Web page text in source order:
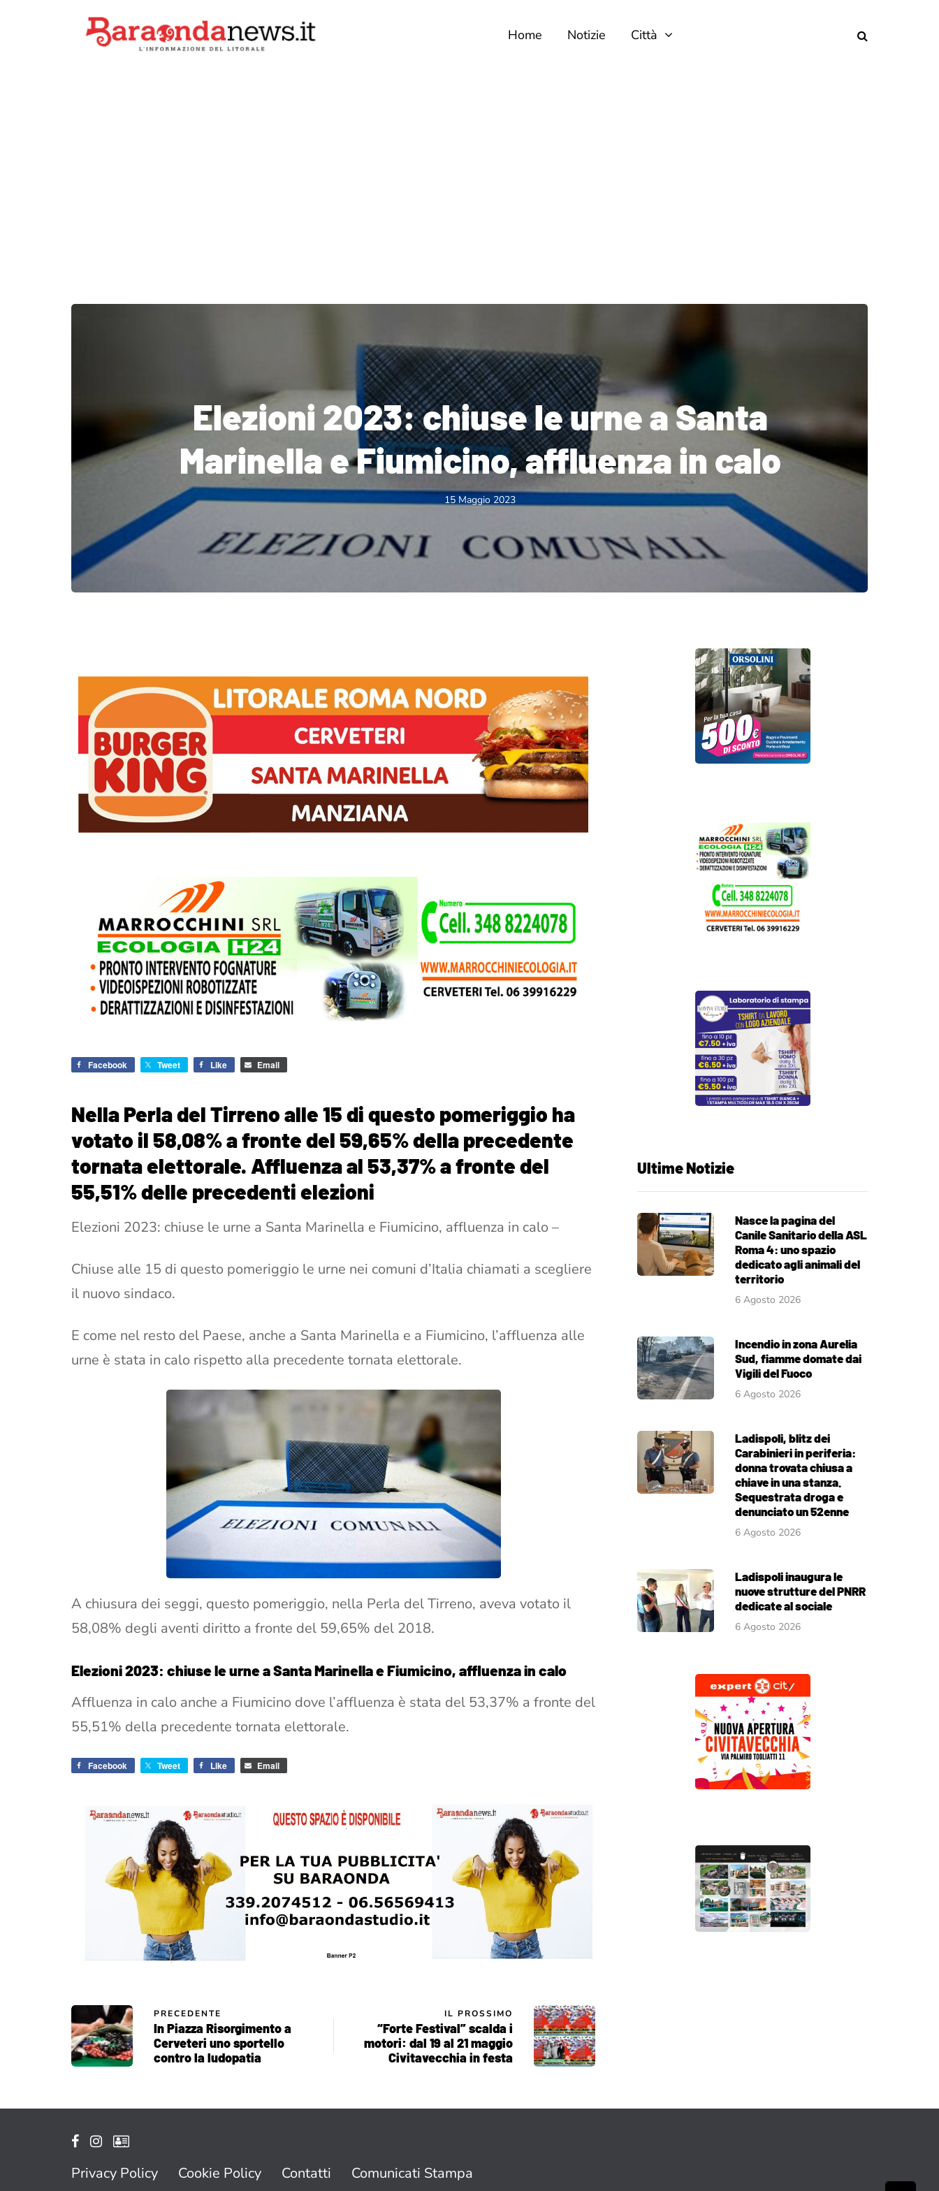
Home Notizie Città
Elezioni 2023: chiuse le urne a Santa
Marinella e Fiumicino, affluenza in calo
15 Maggio 2023
Facebook Tweet Like Email
Nella Perla del Tirreno alle 15 di questo pomeriggio ha
votato il 58,08% a fronte del 59,65% della precedente
tornata elettorale. Affluenza al 53,37% a fronte del
55,51% delle precedenti elezioni
Elezioni 2023: chiuse le urne a Santa Marinella e Fiumicino, affluenza in calo –
Chiuse alle 15 di questo pomeriggio le urne nei comuni d’Italia chiamati a scegliere
il nuovo sindaco.
E come nel resto del Paese, anche a Santa Marinella e a Fiumicino, l’affluenza alle
urne è stata in calo rispetto alla precedente tornata elettorale.
A chiusura dei seggi, questo pomeriggio, nella Perla del Tirreno, aveva votato il
58,08% degli aventi diritto a fronte del 59,65% del 2018.
Elezioni 2023: chiuse le urne a Santa Marinella e Fiumicino, affluenza in calo
Affluenza in calo anche a Fiumicino dove l’affluenza è stata del 53,37% a fronte del
55,51% della precedente tornata elettorale.
Facebook Tweet Like Email
PRECEDENTE
In Piazza Risorgimento a
Cerveteri uno sportello
contro la ludopatia
IL PROSSIMO
“Forte Festival” scalda i
motori: dal 19 al 21 maggio
Civitavecchia in festa
Ultime Notizie
Nasce la pagina del
Canile Sanitario della ASL
Roma 4: uno spazio
dedicato agli animali del
territorio
6 Agosto 2026
Incendio in zona Aurelia
Sud, fiamme domate dai
Vigili del Fuoco
6 Agosto 2026
Ladispoli, blitz dei
Carabinieri in periferia:
donna trovata chiusa a
chiave in una stanza.
Sequestrata droga e
denunciato un 52enne
6 Agosto 2026
Ladispoli inaugura le
nuove strutture del PNRR
dedicate al sociale
6 Agosto 2026
Privacy Policy Cookie Policy Contatti Comunicati Stampa